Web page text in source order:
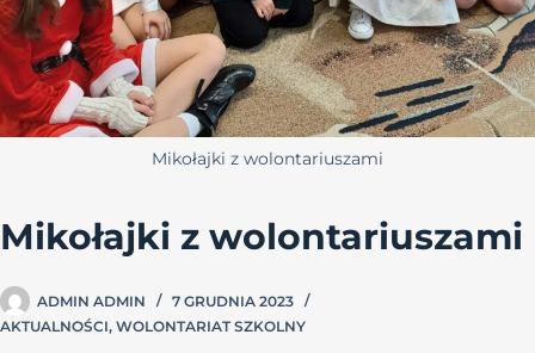
Mikołajki z wolontariuszami
Mikołajki z wolontariuszami
ADMIN ADMIN
7 GRUDNIA 2023
AKTUALNOŚCI, WOLONTARIAT SZKOLNY